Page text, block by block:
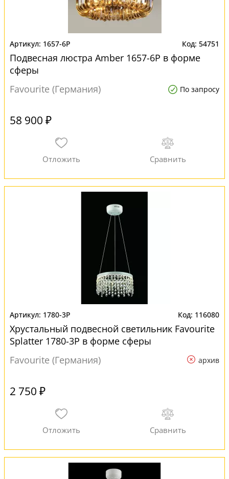
1657-6P 54751
Подвесная люстра Amber 1657-6P в форме
сферы
Favourite (Германия)
По запросу
58 900 ₽
1780-3P 116080
Хрустальный подвесной светильник Favourite
Splatter 1780-3P в форме сферы
Favourite (Германия)
архив
2 750 ₽